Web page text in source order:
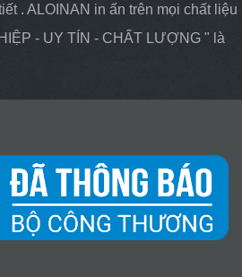
. ALOINAN in ấn trên mọi chất liệu
- UY TÍN - CHẤT LƯỢNG " là